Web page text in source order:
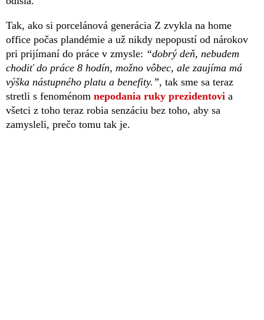
Tak, ako si porcelánová generácia Z zvykla na home
office počas plandémie a už nikdy nepopustí od nárokov
pri prijímaní do práce v zmysle: “dobrý deň, nebudem
chodiť do práce 8 hodín, možno vôbec, ale zaujíma má
výška nástupného platu a benefity.”, tak sme sa teraz
stretli s fenoménom nepodania ruky prezidentovi a
všetci z toho teraz robia senzáciu bez toho, aby sa
zamysleli, prečo tomu tak je.